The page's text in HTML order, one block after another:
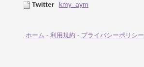
Twitter
kmy_aym
ホーム - 利用規約 - プライバシーポリシー